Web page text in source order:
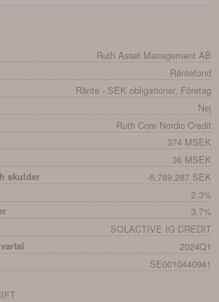
Ruth Asset Management AB
Räntefond
Ränte - SEK obligationer, Företag
Nej
Ruth Core Nordic Credit
374 MSEK
36 MSEK
skulder -6,789,287 SEK
2.3%
3.7%
SOLACTIVE IG CREDIT
2024Q1
SE0010440941